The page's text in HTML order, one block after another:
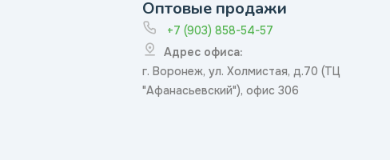
Оптовые продажи
+7 (903) 858-54-57
Адрес офиса:
г. Воронеж, ул. Холмистая, д.70 (ТЦ
"Афанасьевский"), офис 306